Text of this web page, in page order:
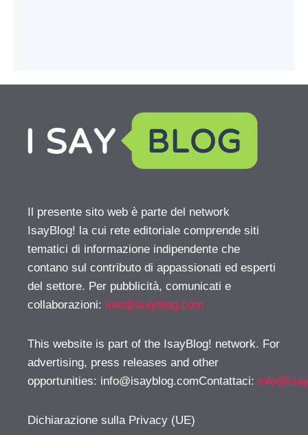
Il presente sito web è parte del network
IsayBlog! la cui rete editoriale comprende siti
tematici di informazione indipendente che
contano sul contributo di appassionati ed esperti
del settore. Per pubblicità, comunicati e
collaborazioni: info@isayblog.com
This website is part of the IsayBlog! network. For
advertising, press releases and other
opportunities: info@isayblog.comContattaci:
Dichiarazione sulla Privacy (UE)